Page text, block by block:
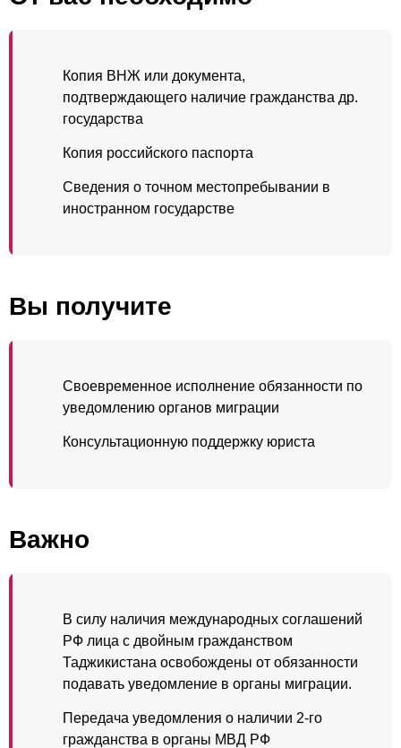
Копия ВНЖ или документа,
подтверждающего наличие гражданства др.
государства
Копия российского паспорта
Сведения о точном местопребывании в
иностранном государстве
Вы получите
Своевременное исполнение обязанности по
уведомлению органов миграции
Консультационную поддержку юриста
Важно
В силу наличия международных соглашений
РФ лица с двойным гражданством
Таджикистана освобождены от обязанности
подавать уведомление в органы миграции.
Передача уведомления о наличии 2-го
гражданства в органы МВД РФ